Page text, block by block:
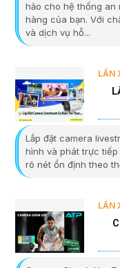
hảo cho hệ thống an
hàng của bạn. Với
và dịch vụ hỗ...
LẦN
Lắp đặt camera
hình và phát trực
rõ nét ổn định theo
LẦN